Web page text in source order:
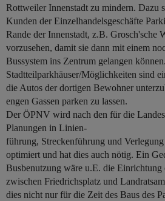
Rottweiler Innenstadt zu mindern. Dazu
Kunden der Einzelhandelsgeschäfte
Rande der Innenstadt, z.B. Grosch'sche
vorzusehen, damit sie dann mit einem
Bussystem ins Zentrum gelangen können.
Stadtteilparkhäuser/Möglichkeiten sind
die Autos der dortigen Bewohner
engen Gassen parken zu lassen.
Der ÖPNV wird nach den für die
Planungen in Linien-
führung, Streckenführung und
optimiert und hat dies auch nötig. Ein
Busbenutzung wäre u.E. die Einrichtung
zwischen Friedrichsplatz und
dies nicht nur für die Zeit des Baus des